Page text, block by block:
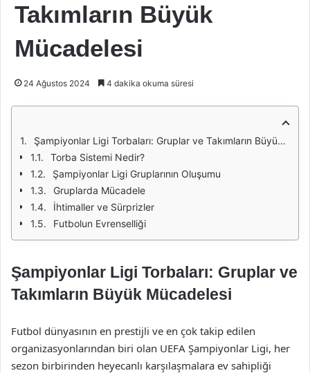
Takımların Büyük
Mücadelesi
24 Ağustos 2024 4 dakika okuma süresi
Şampiyonlar Ligi Torbaları: Gruplar ve Takımların Büyük Mücadelesi
Torba Sistemi Nedir?
Şampiyonlar Ligi Gruplarının Oluşumu
Gruplarda Mücadele
İhtimaller ve Sürprizler
Futbolun Evrenselliği
Şampiyonlar Ligi Torbaları: Gruplar ve
Takımların Büyük Mücadelesi
Futbol dünyasının en prestijli ve en çok takip edilen
organizasyonlarından biri olan UEFA Şampiyonlar Ligi, her
sezon birbirinden heyecanlı karşılaşmalara ev sahipliği